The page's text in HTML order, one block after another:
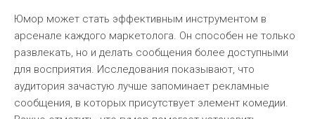
Юмор может стать эффективным инструментом в
арсенале каждого маркетолога. Он способен не только
развлекать, но и делать сообщения более доступными
для восприятия. Исследования показывают, что
аудитория зачастую лучше запоминает рекламные
сообщения, в которых присутствует элемент комедии.